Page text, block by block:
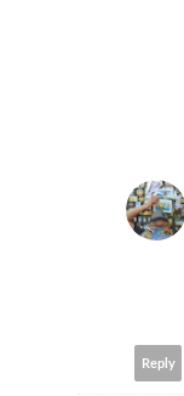
Reply